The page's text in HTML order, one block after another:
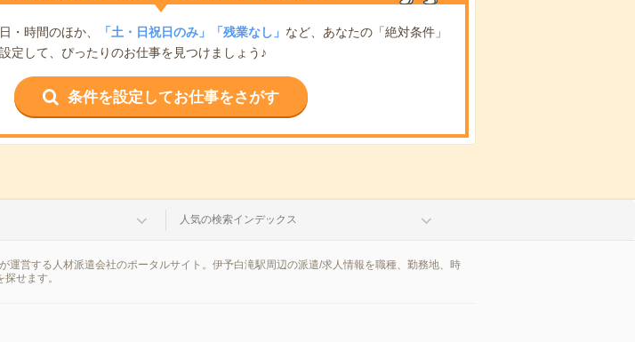
・時間のほか、 「土・日祝日のみ」「残業なし」 など、あなたの「絶対条件」
定して、ぴったりのお仕事を見つけましょう♪
条件を設定してお仕事をさがす
人気の検索インデックス
営する人材派遣会社のポータルサイト。伊予白滝駅周辺の派遣/求人情報を職種、勤務地、時
せます。